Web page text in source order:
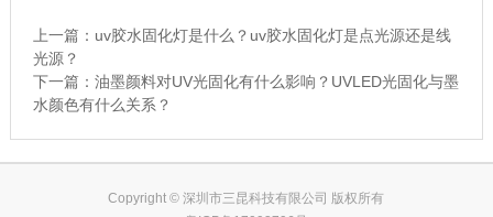
上一篇： uv胶水固化灯是什么？uv胶水固化灯是点光源还是线
光源？
下一篇： 油墨颜料对UV光固化有什么影响？UVLED光固化与墨
水颜色有什么关系？
Copyright © 深圳市三昆科技有限公司 版权所有